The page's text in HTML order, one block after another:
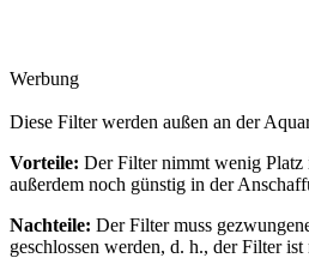
Werbung
Diese Filter werden außen an der
Vorteile: Der Filter nimmt wenig Platz
außerdem noch günstig in der
Nachteile: Der Filter muss
geschlossen werden, d. h., der Filter